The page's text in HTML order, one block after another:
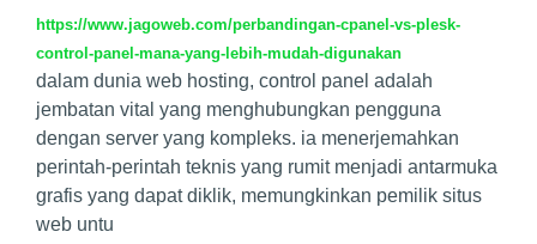
https://www.jagoweb.com/perbandingan-cpanel-vs-plesk-
control-panel-mana-yang-lebih-mudah-digunakan
dalam dunia web hosting, control panel adalah
jembatan vital yang menghubungkan pengguna
dengan server yang kompleks. ia menerjemahkan
perintah-perintah teknis yang rumit menjadi antarmuka
grafis yang dapat diklik, memungkinkan pemilik situs
web untu